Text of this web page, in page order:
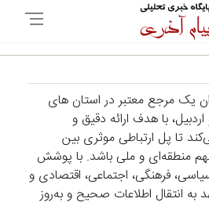
یک مرجع معتبر در استان های
با هدف ارائه دقیق و
تا پل ارتباطی موثری بین
منطقه‌ای و ملی باشد. با پوشش
فرهنگی، اجتماعی، اقتصادی و
انتقال اطلاعات صحیح و به‌روز